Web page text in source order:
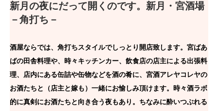
新月の夜にだって開くのです。新月・宮酒場
－角打ち－
酒屋ならでは、角打ちスタイルでしっとり開店致します。宮ばあ
ばの田舎料理や、時々キッチンカー、飲食店の店主による出張料
理、店内にある缶詰や缶物などを酒の肴に、宮酒アレヤコレヤの
お酒たちと（店主と嫁も）一緒にお愉しみ頂けます。時々酒ラボ
的に真剣にお酒たちと向き合う夜もあり。ちなみに酔いつぶれる